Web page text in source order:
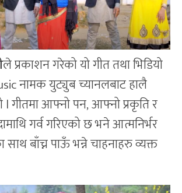
ले प्रकाशन गरेको यो गीत तथा भिडियो
नामक युट्युब च्यानलबाट हालै
l गीतमा आफ्नो पन, आफ्नो प्रकृति र
गर्व गरिएको छ भने आत्मनिर्भर
साथ बाँच्न पाऊँ भन्ने चाहनाहरु व्यक्त